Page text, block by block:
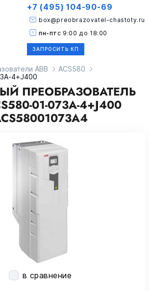
ЗАПРОСИТЬ КП
box@preobrazovatel-chastoty.ru
+7 (495) 104-90-69
пн-пт с 9:00 до 18:00
ABB
ACS580
4+J400
ПРЕОБРАЗОВАТЕЛЬ
01-073A-4+J400
в сравнение